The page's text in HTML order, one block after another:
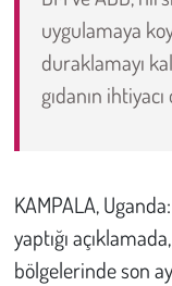
uygulamaya
duraklamayı
gıdanın
KAMPALA,
yaptığı
bölgelerinde son
Çevre
Galeri
Vefat İlanları
Tarih